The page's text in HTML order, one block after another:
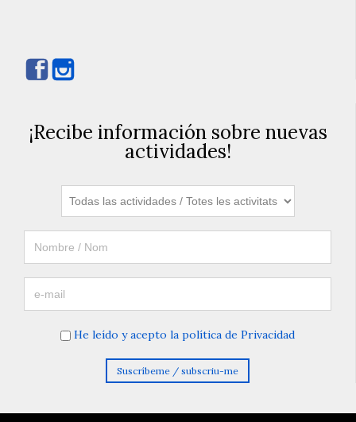
 
¡Recibe información sobre nuevas
actividades!
He leído y acepto la política de Privacidad